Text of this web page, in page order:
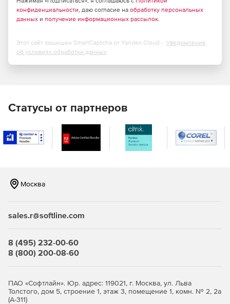
Последовательность перевода.
конфиденциальности, даю согласие на обработку персональных
данных и получение информационных рассылок.
Этот сайт защищен SmartCaptcha от Yandex Cloud - Уведомление
об условиях обработки данных
Статусы от партнеров
Москва
sales.r@softline.com
8 (495) 232-00-60
8 (800) 200-08-60
ПАО «Софтлайн». Юр. адрес: 119021, г. Москва, ул. Льва
Толстого, дом 5, строение 1, этаж 3, помещение 1, комн. № 2, 2а
(А-311)